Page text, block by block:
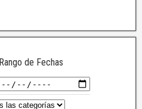
Rango de Fechas